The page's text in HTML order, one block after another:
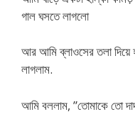
গাল ঘসতে লাগলো
আর আমি ব্লাওসের তলা দিয়ে
লাগলাম.
আমি বললাম, ”তোমাকে তো